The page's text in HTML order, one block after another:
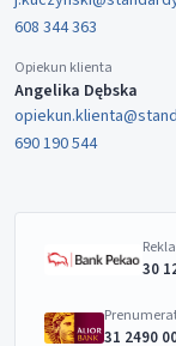
608 344 363
Opiekun klienta
Angelika Dębska
690 190 544
30
31 2490